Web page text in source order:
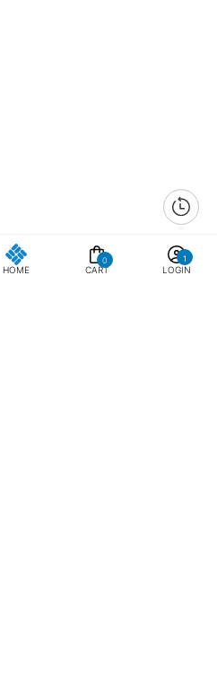
HOME
0
CART LOGIN